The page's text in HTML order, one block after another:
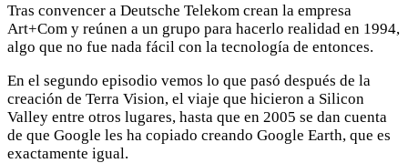
Tras convencer a Deutsche Telekom crean la empresa
Art+Com y reúnen a un grupo para hacerlo realidad en 1994,
algo que no fue nada fácil con la tecnología de entonces.
En el segundo episodio vemos lo que pasó después de la
creación de Terra Vision, el viaje que hicieron a Silicon
Valley entre otros lugares, hasta que en 2005 se dan cuenta
de que Google les ha copiado creando Google Earth, que es
exactamente igual.